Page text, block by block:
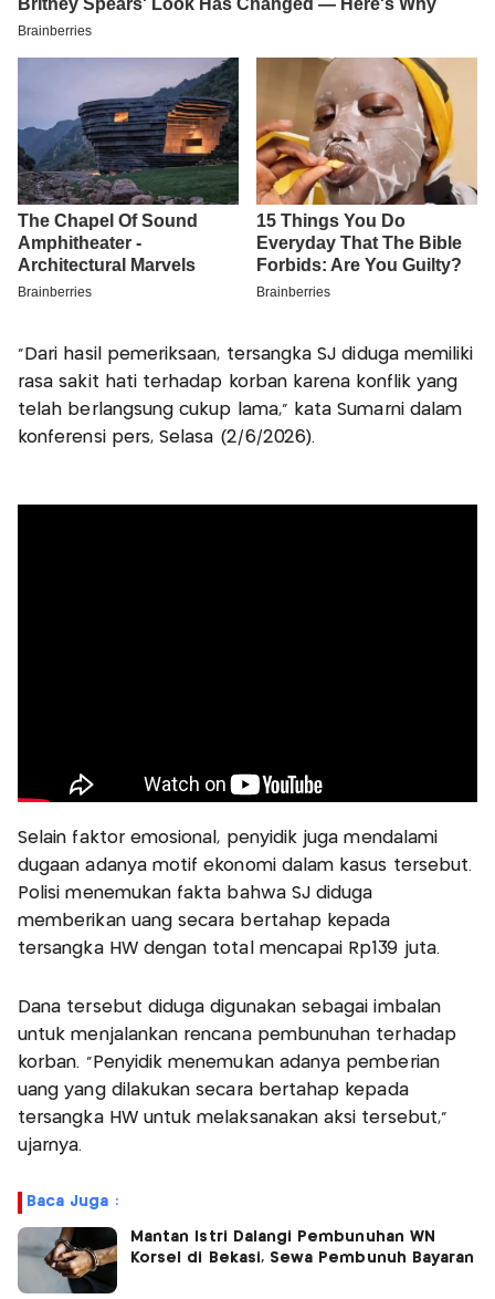
“Dari hasil pemeriksaan, tersangka SJ diduga memiliki
rasa sakit hati terhadap korban karena konflik yang
telah berlangsung cukup lama,” kata Sumarni dalam
konferensi pers, Selasa (2/6/2026).
Selain faktor emosional, penyidik juga mendalami
dugaan adanya motif ekonomi dalam kasus tersebut.
Polisi menemukan fakta bahwa SJ diduga
memberikan uang secara bertahap kepada
tersangka HW dengan total mencapai Rp139 juta.
Dana tersebut diduga digunakan sebagai imbalan
untuk menjalankan rencana pembunuhan terhadap
korban. “Penyidik menemukan adanya pemberian
uang yang dilakukan secara bertahap kepada
tersangka HW untuk melaksanakan aksi tersebut,”
ujarnya.
Baca Juga :
Mantan Istri Dalangi Pembunuhan WN
Korsel di Bekasi, Sewa Pembunuh Bayaran